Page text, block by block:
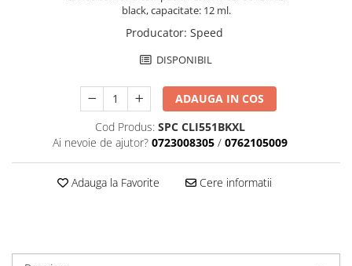
black, capacitate: 12 ml.
Producator: Speed
DISPONIBIL
ADAUGA IN COS
Cod Produs: SPC CLI551BKXL
Ai nevoie de ajutor? 0723008305 / 0762105009
Adauga la Favorite Cere informatii